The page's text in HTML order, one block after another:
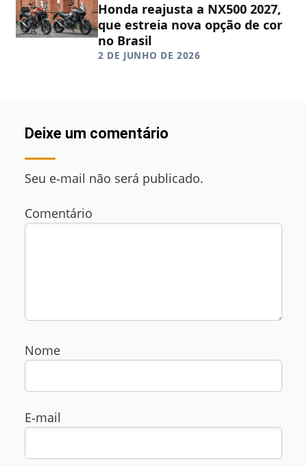
Honda reajusta a NX500 2027,
que estreia nova opção de cor
no Brasil
2 DE JUNHO DE 2026
Deixe um comentário
Seu e‑mail não será publicado.
Comentário
Nome
E‑mail